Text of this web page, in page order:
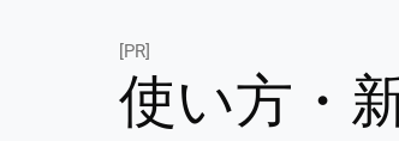
[PR]
使い方・